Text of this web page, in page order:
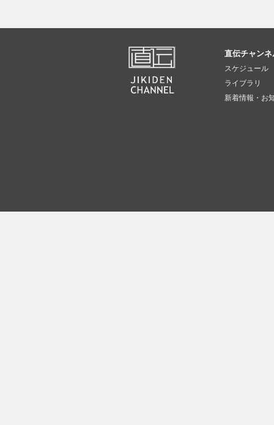
直伝チャン
スケジュール
ライブラリ
新着情報・お